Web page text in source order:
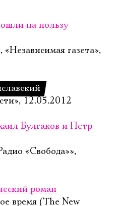
на пользу
газета»,
12.05.2012
Булгаков и Петр
«Свобода»»,
роман
время (The New